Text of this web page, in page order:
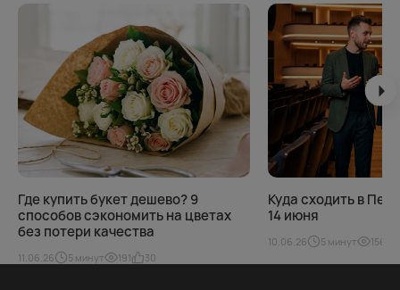
Где купить букет дешево? 9
способов сэкономить на цветах
без потери качества
11.06.26 5 минут 191 30
Куда сходить в
14 июня
10.06.26 5 минут 156